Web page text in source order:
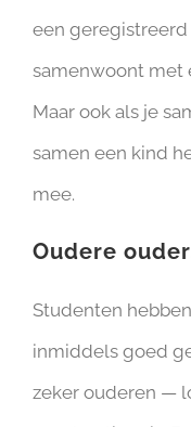
een
samenwoont met
Maar ook als je
samen een kind
mee.
Oudere
Studenten
inmiddels goed
zeker ouderen —